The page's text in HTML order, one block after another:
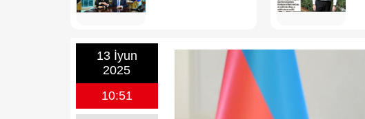
13 İyun
2025
10:51